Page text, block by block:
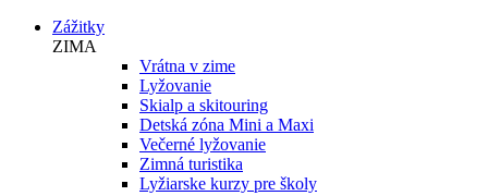
Zážitky
ZIMA
Vrátna v zime
Lyžovanie
Skialp a skitouring
Detská zóna Mini a Maxi
Večerné lyžovanie
Zimná turistika
Lyžiarske kurzy pre školy